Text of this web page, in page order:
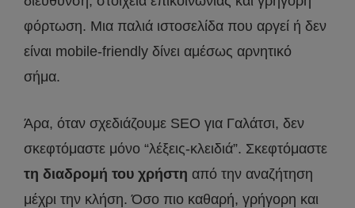
φόρτωση. Μια παλιά ιστοσελίδα που αργεί ή δεν
είναι mobile-friendly δίνει αμέσως αρνητικό
σήμα.
Άρα, όταν σχεδιάζουμε SEO για Γαλάτσι, δεν
σκεφτόμαστε μόνο “λέξεις-κλειδιά”. Σκεφτόμαστε
τη διαδρομή του χρήστη από την αναζήτηση
μέχρι την κλήση. Όσο πιο καθαρή, γρήγορη και